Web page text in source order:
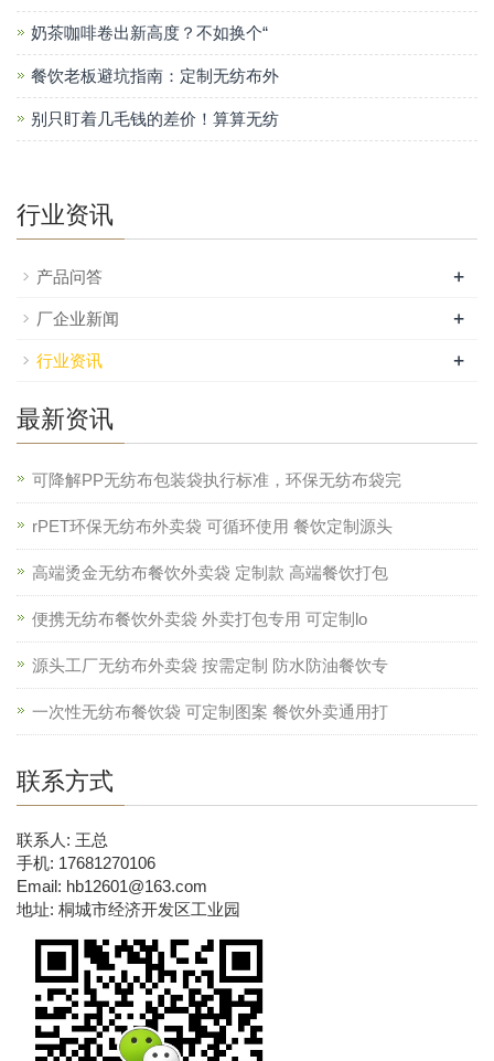
奶茶咖啡卷出新高度？不如换个“
餐饮老板避坑指南：定制无纺布外
别只盯着几毛钱的差价！算算无纺
行业资讯
产品问答 +
厂企业新闻 +
行业资讯 +
最新资讯
可降解PP无纺布包装袋执行标准，环保无纺布袋完
rPET环保无纺布外卖袋 可循环使用 餐饮定制源头
高端烫金无纺布餐饮外卖袋 定制款 高端餐饮打包
便携无纺布餐饮外卖袋 外卖打包专用 可定制lo
源头工厂无纺布外卖袋 按需定制 防水防油餐饮专
一次性无纺布餐饮袋 可定制图案 餐饮外卖通用打
联系方式
联系人: 王总
手机: 17681270106
Email: hb12601@163.com
地址: 桐城市经济开发区工业园